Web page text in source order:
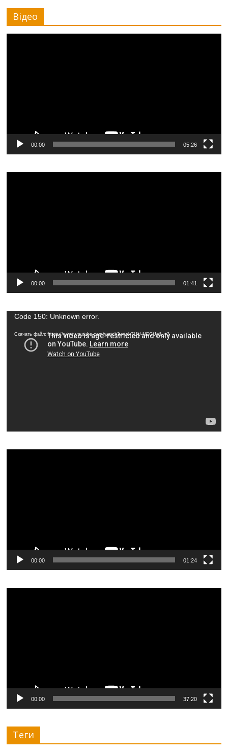
Відео
00:00 05:26
00:00 01:41
Видеоплеер
Code 150: Unknown error.
Скачать файл: https://www.youtube.com/watch?v=wkTUU-NEGUg&_=3
00:00 01:24
00:00 37:20
Теги